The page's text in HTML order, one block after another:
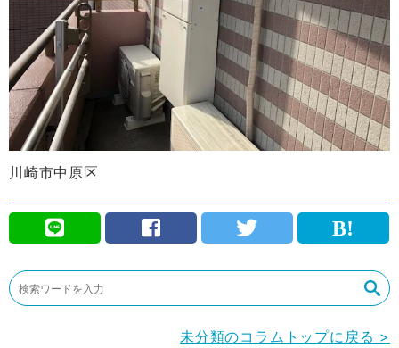
川崎市中原区
未分類のコラムトップに戻る >